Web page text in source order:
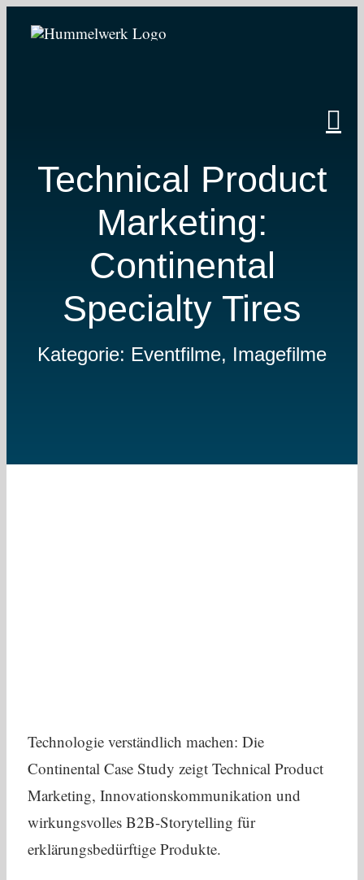
Technical Product
Marketing:
Continental
Specialty Tires
Kategorie: Eventfilme, Imagefilme
Technologie verständlich machen: Die
Continental Case Study zeigt Technical Product
Marketing, Innovationskommunikation und
wirkungsvolles B2B-Storytelling für
erklärungsbedürftige Produkte.